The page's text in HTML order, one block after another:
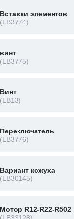
Вставки элементов
(LB3774)
винт
(LB3775)
Винт
(LB13)
Переключатель
(LB3776)
Вариант кожуха
(LB30145)
Мотор R12-R22-R502